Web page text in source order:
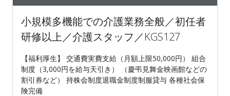
小規模多機能での介護業務全般／初任者
研修以上／介護スタッフ／KGS127
【福利厚生】 交通費実費支給（月額上限50,000円） 組合
制度（3,000円を給与天引き） （慶弔見舞金映画館などの
割引券など） 持株会制度退職金制度制服貸与 各種社会保
険完備